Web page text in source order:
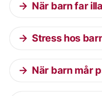
När barn far illa
Stress hos
När barn mår